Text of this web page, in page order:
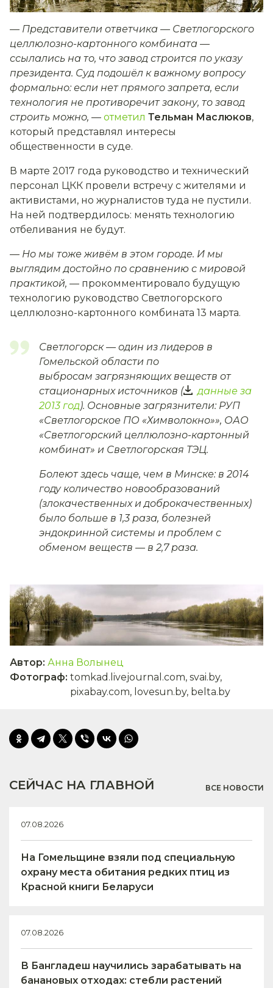
— Представители ответчика — Светлогорского
целлюлозно-картонного комбината —
ссылались на то, что завод строится по указу
президента. Суд подошёл к важному вопросу
формально: если нет прямого запрета, если
технология не противоречит закону, то завод
строить можно, — отметил Тельман Маслюков,
который представлял интересы
общественности в суде.
В марте 2017 года руководство и технический
персонал ЦКК провели встречу с жителями и
активистами, но журналистов туда не пустили.
На ней подтвердилось: менять технологию
отбеливания не будут.
— Но мы тоже живём в этом городе. И мы
выглядим достойно по сравнению с мировой
практикой, — прокомментировало будущую
технологию руководство Светлогорского
целлюлозно-картонного комбината 13 марта.
Светлогорск — один из лидеров в
Гомельской области по
выбросам загрязняющих веществ от
стационарных источников (
данные за
2013 год). Основные загрязнители: РУП
«Светлогорское ПО «Химволокно»», ОАО
«Светлогорский целлюлозно-картонный
комбинат» и Светлогорская ТЭЦ.
Болеют здесь чаще, чем в Минске: в 2014
году количество новообразований
(злокачественных и доброкачественных)
было больше в 1,3 раза, болезней
эндокринной системы и проблем с
обменом веществ — в 2,7 раза.
Автор: Анна Волынец
Фотограф: tomkad.livejournal.com, svai.by,
pixabay.com, lovesun.by, belta.by
СЕЙЧАС НА ГЛАВНОЙ ВСЕ НОВОСТИ
07.08.2026
На Гомельщине взяли под специальную
охрану места обитания редких птиц из
Красной книги Беларуси
07.08.2026
В Бангладеш научились зарабатывать на
банановых отходах: стебли растений